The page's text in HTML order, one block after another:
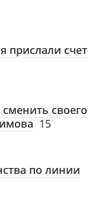
прислали счет
своего
15
по линии